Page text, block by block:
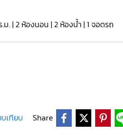
ม. | 2 ห้องนอน | 2 ห้องน้ำ | 1 จอดรถ
บเทียบ Share